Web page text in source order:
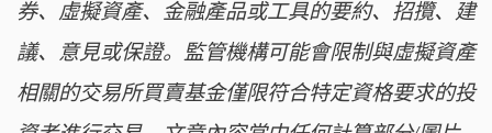
券、虛擬資產、金融產品或工具的要約、招攬、建
議、意見或保證。監管機構可能會限制與虛擬資產
相關的交易所買賣基金僅限符合特定資格要求的投